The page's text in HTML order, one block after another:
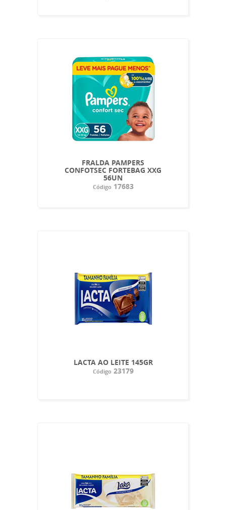
FRALDA PAMPERS
CONFOTSEC FORTEBAG XXG
56UN
Código17683
LACTA AO LEITE 145GR
Código23179